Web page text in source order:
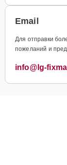
Email
Для отправки
пожеланий и
info@lg-